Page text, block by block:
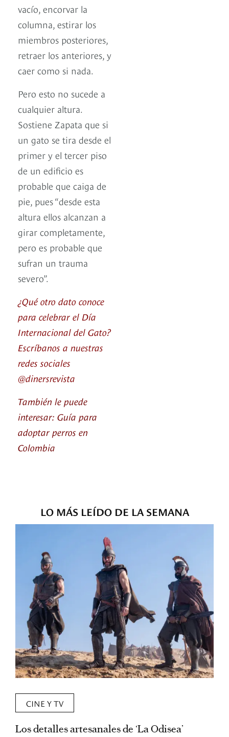
vacío, encorvar la
columna, estirar los
miembros posteriores,
retraer los anteriores, y
caer como si nada.
Pero esto no sucede a
cualquier altura.
Sostiene Zapata que si
un gato se tira desde el
primer y el tercer piso
de un edificio es
probable que caiga de
pie, pues “desde esta
altura ellos alcanzan a
girar completamente,
pero es probable que
sufran un trauma
severo”.
¿Qué otro dato conoce
para celebrar el Día
Internacional del Gato?
Escríbanos a nuestras
redes sociales
@dinersrevista
También le puede
interesar: Guía para
adoptar perros en
Colombia
LO MÁS LEÍDO DE LA SEMANA
CINE Y TV
Los detalles artesanales de ‘La Odisea’